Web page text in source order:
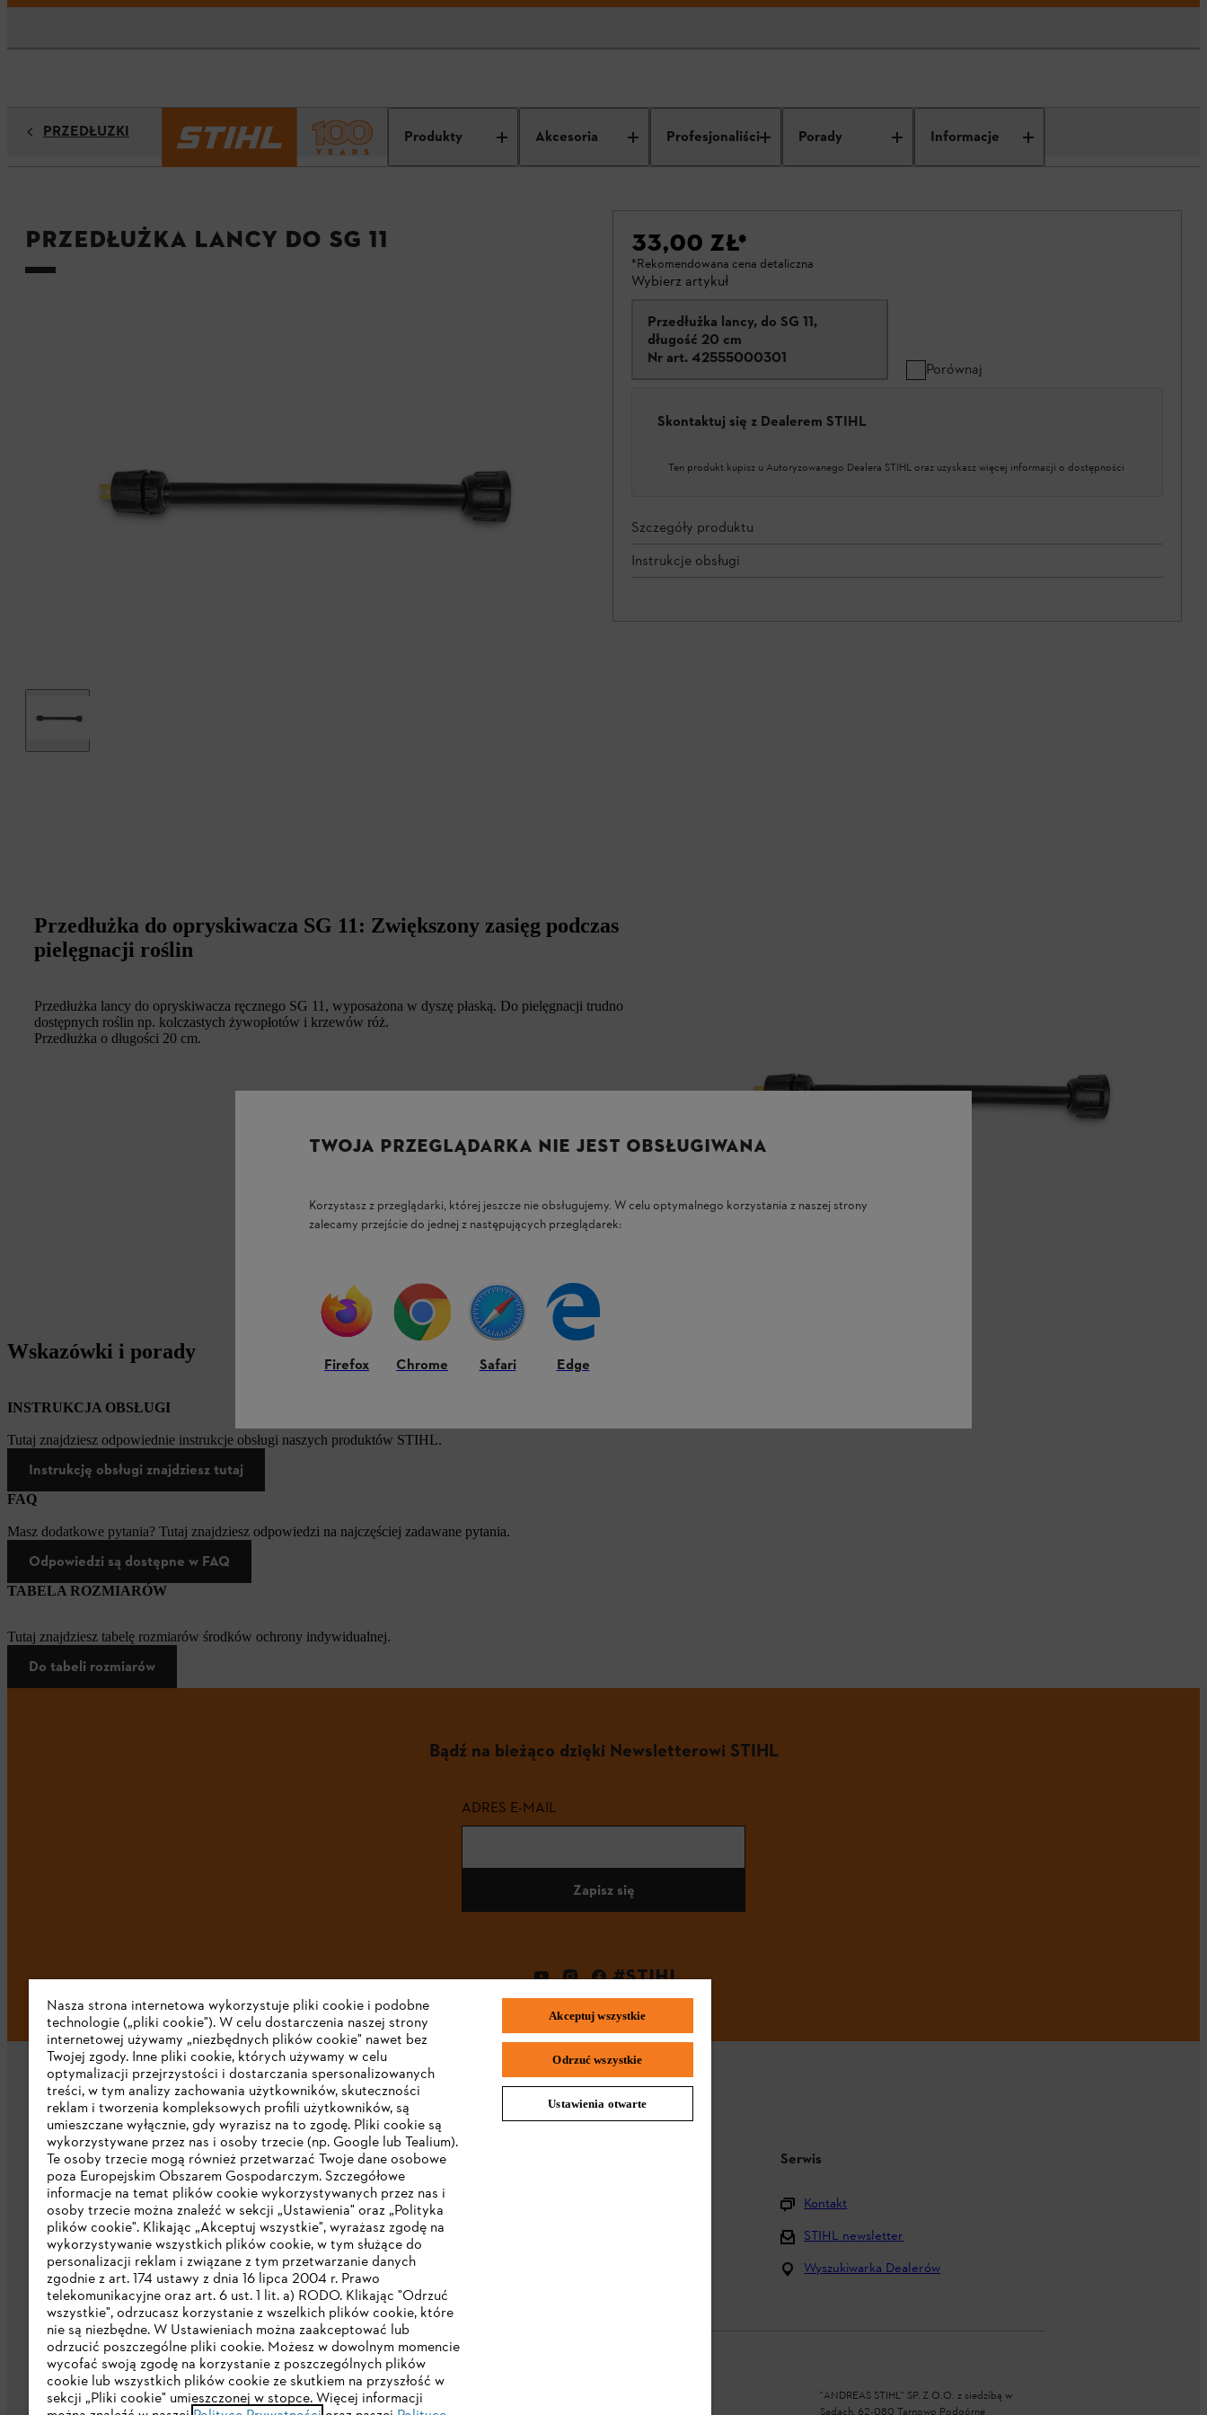
Produkty Akcesoria Profesjonaliści Porady Informacje
PRZEDŁUŻKI
Przedłużka lancy do SG 11 33,00 ZŁ*
*Rekomendowana cena detaliczna
Wybierz artykuł
Przedłużka lancy, do SG 11,
długość 20 cm
Nr art. 42555000301
Porównaj
Skontaktuj się z Dealerem STIHL
Ten produkt kupisz u Autoryzowanego Dealera STIHL oraz uzyskasz więcej informacji o dostępności
Szczegóły produktu
Instrukcje obsługi
Przedłużka do opryskiwacza SG 11: Zwiększony zasięg podczas
pielęgnacji roślin
Przedłużka lancy do opryskiwacza ręcznego SG 11, wyposażona w dyszę płaską. Do pielęgnacji trudno
dostępnych roślin np. kolczastych żywopłotów i krzewów róż.
Przedłużka o długości 20 cm.
Wskazówki i porady
INSTRUKCJA OBSŁUGI
Tutaj znajdziesz odpowiednie instrukcje obsługi naszych produktów STIHL.
Instrukcję obsługi znajdziesz tutaj
FAQ
Masz dodatkowe pytania? Tutaj znajdziesz odpowiedzi na najczęściej zadawane pytania.
Odpowiedzi są dostępne w FAQ
TABELA ROZMIARÓW
Tutaj znajdziesz tabelę rozmiarów środków ochrony indywidualnej.
Do tabeli rozmiarów
Bądź na bieżąco dzięki Newsletterowi STIHL
ADRES E-MAIL
Zapisz się
#STIHL
Firma
O nas
Pobierz katalog
STIHL Integrity Line
Serwis
Kontakt
STIHL newsletter
Wyszukiwarka Dealerów
Polityka prywatności Wskazówki prawne Cookies
"ANDREAS STIHL" SP. Z O.O. z siedzibą w
Sadach, 62-080 Tarnowo Podgórne
TWOJA PRZEGLĄDARKA NIE JEST OBSŁUGIWANA
Korzystasz z przeglądarki, której jeszcze nie obsługujemy. W celu optymalnego korzystania z naszej strony
zalecamy przejście do jednej z następujących przeglądarek:
Firefox Chrome Safari Edge
Nasza strona internetowa wykorzystuje pliki cookie i podobne
technologie („pliki cookie"). W celu dostarczenia naszej strony
internetowej używamy „niezbędnych plików cookie" nawet bez
Twojej zgody. Inne pliki cookie, których używamy w celu
optymalizacji przejrzystości i dostarczania spersonalizowanych
treści, w tym analizy zachowania użytkowników, skuteczności
reklam i tworzenia kompleksowych profili użytkowników, są
umieszczane wyłącznie, gdy wyrazisz na to zgodę. Pliki cookie są
wykorzystywane przez nas i osoby trzecie (np. Google lub Tealium).
Te osoby trzecie mogą również przetwarzać Twoje dane osobowe
poza Europejskim Obszarem Gospodarczym. Szczegółowe
informacje na temat plików cookie wykorzystywanych przez nas i
osoby trzecie można znaleźć w sekcji „Ustawienia" oraz „Polityka
plików cookie". Klikając „Akceptuj wszystkie", wyrażasz zgodę na
wykorzystywanie wszystkich plików cookie, w tym służące do
personalizacji reklam i związane z tym przetwarzanie danych
zgodnie z art. 174 ustawy z dnia 16 lipca 2004 r. Prawo
telekomunikacyjne oraz art. 6 ust. 1 lit. a) RODO. Klikając "Odrzuć
wszystkie", odrzucasz korzystanie z wszelkich plików cookie, które
nie są niezbędne. W Ustawieniach można zaakceptować lub
odrzucić poszczególne pliki cookie. Możesz w dowolnym momencie
wycofać swoją zgodę na korzystanie z poszczególnych plików
cookie lub wszystkich plików cookie ze skutkiem na przyszłość w
sekcji „Pliki cookie" umieszczonej w stopce. Więcej informacji
Akceptuj wszystkie
Odrzuć wszystkie
Ustawienia otwarte